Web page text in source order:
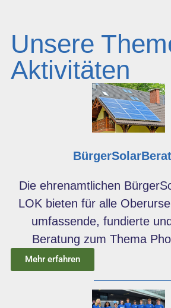
Unsere
Aktivitäten
Die ehrenamtlichen
LOK bieten für alle
umfassende, fundierte
Beratung zum Thema
Mehr erfahren